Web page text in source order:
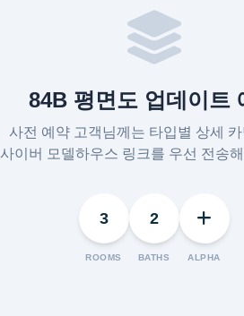
84B 평면도 업데이트
사전 예약 고객님께는 타입별 상세
사이버 모델하우스 링크를 우선 전송
3
ROOMS
2
BATHS ALPHA